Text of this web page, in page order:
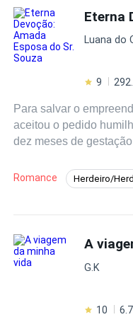
Rejeição Enredo
Luana do
9
Para salvar o
aceitou o pedido
dez meses de
da família Costa.Três
recuperar a
um brilho intenso no
banho-maria e me
medo, ela respondeu:-
enquanto diz:- Tarde
Romance Herdeiro/
ContemporâneoA
G.K
10